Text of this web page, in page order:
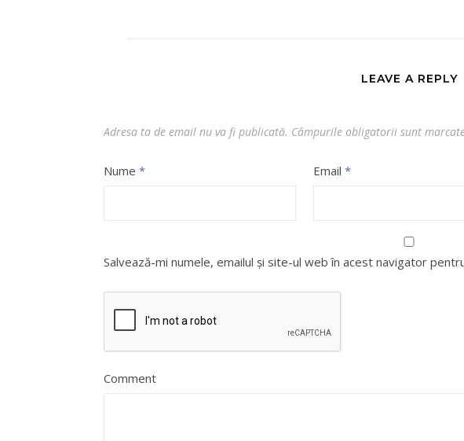
LEAVE A REPLY
Adresa ta de email nu va fi publicată. Câmpurile obligatorii sunt
Nume * Email *
Salvează-mi numele, emailul și site-ul web în acest navigator
Comment